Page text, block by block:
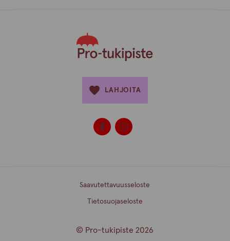
LAHJOITA
Saavutettavuusseloste
Tietosuojaseloste
© Pro-tukipiste 2026